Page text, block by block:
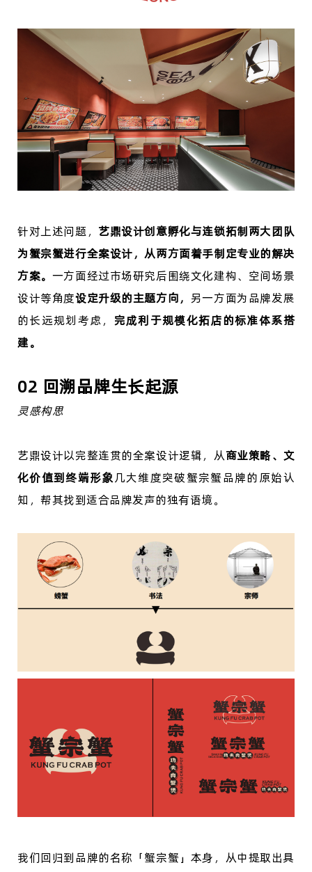
针对上述问题， 艺鼎设计创意孵化与连锁拓制两大团队
为蟹宗蟹进行全案设计，从两方面着手制定专业的解决
方案。 一方面经过市场研究后围绕文化建构、空间场景
设计等角度设定升级的主题方向， 另一方面为品牌发展
的长远规划考虑， 完成利于规模化拓店的标准体系搭
建。
02 回溯品牌生长起源
灵感构思
艺鼎设计以完整连贯的全案设计逻辑，从商业策略、文
化价值到终端形象几大维度突破蟹宗蟹品牌的原始认
知，帮其找到适合品牌发声的独有语境。
我们回归到品牌的名称「蟹宗蟹」本身，从中提取出具